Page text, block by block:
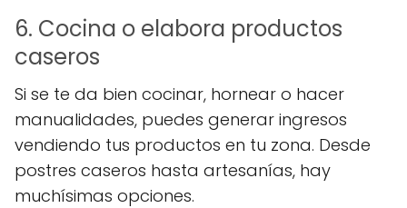
6. Cocina o elabora productos
caseros
Si se te da bien cocinar, hornear o hacer
manualidades, puedes generar ingresos
vendiendo tus productos en tu zona. Desde
postres caseros hasta artesanías, hay
muchísimas opciones.